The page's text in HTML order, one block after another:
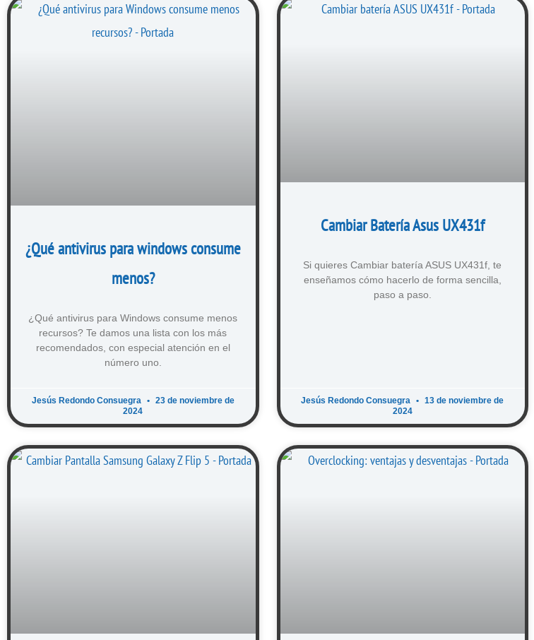
¿Qué antivirus para windows consume
menos?
¿Qué antivirus para Windows consume menos
recursos? Te damos una lista con los más
recomendados, con especial atención en el
número uno.
Jesús Redondo Consuegra
23 de noviembre de
2024
Cambiar Batería Asus UX431f
Si quieres Cambiar batería ASUS UX431f, te
enseñamos cómo hacerlo de forma sencilla,
paso a paso.
Jesús Redondo Consuegra
13 de noviembre de
2024